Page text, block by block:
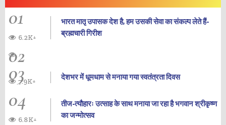
01
भारत मातृ उपासक देश है, हम उसकी सेवा का संकल्प लेते हैं-
ब्रह्मचारी गिरीश
6.2K+
02
03 देशभर में धूमधाम से मनाया गया स्वतंत्रता दिवस
7.9K+
04
तीज-त्यौहारः उत्साह के साथ मनाया जा रहा है भगवान श्रीकृष्ण
का जन्‍मोत्‍सव
6.8K+